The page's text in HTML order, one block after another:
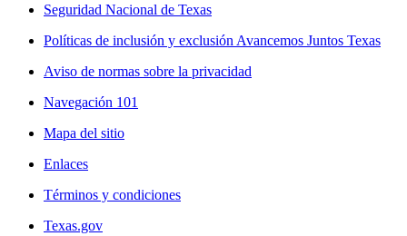
Seguridad Nacional de Texas
Políticas de inclusión y exclusión Avancemos Juntos Texas
Aviso de normas sobre la privacidad
Navegación 101
Mapa del sitio
Enlaces
Términos y condiciones
Texas.gov